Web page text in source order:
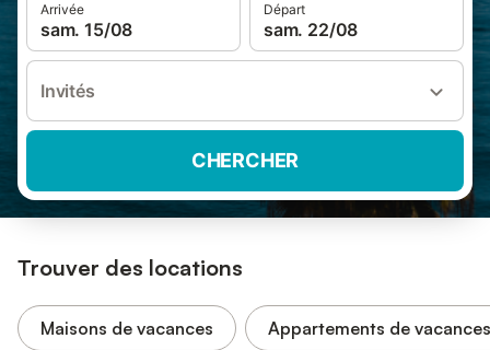
Arrivée
sam. 15/08
Départ
sam. 22/08
Invités
CHERCHER
Trouver des locations
Maisons de vacances Appartements de vacances